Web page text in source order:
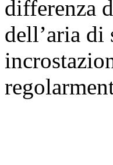
differenza
dell’aria di